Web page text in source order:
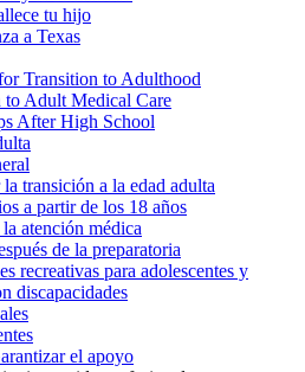
tu hijo
a Texas
Transition to Adulthood
to Adult Medical Care
After High School
transición a la edad adulta
a partir de los 18 años
atención médica
de la preparatoria
recreativas para adolescentes y
discapacidades
el apoyo